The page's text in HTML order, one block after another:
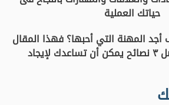
تحبه، يجب أن يكون شيئًا تستمتع به
نفسك.
على تحديد ما يلي: